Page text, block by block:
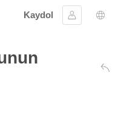
Kaydol
Oturum aç
Dil